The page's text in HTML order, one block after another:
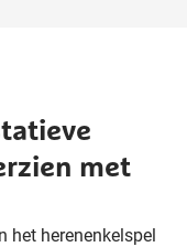
met
het herenenkelspel